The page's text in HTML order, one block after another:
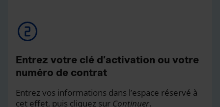
Entrez votre clé d’activation ou votre
numéro de contrat
Entrez vos informations dans l’espace réservé à
cet effet, puis cliquez sur Continuer.